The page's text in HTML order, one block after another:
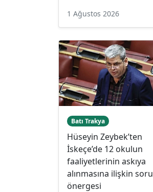
1 Ağustos 2026
Batı Trakya
Hüseyin Zeybek’ten
İskeçe’de 12 okulun
faaliyetlerinin askıya
alınmasına ilişkin soru
önergesi